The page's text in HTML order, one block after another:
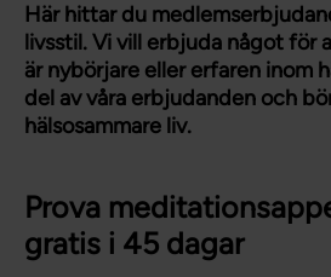
Här hittar du
livsstil. Vi vill erbjuda något för
är nybörjare eller erfaren inom
del av våra erbjudanden och
hälsosammare liv.
Prova
gratis i 45 dagar